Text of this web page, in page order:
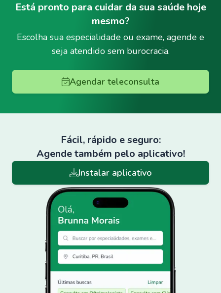
Está pronto para cuidar da sua saúde hoje
mesmo?
Escolha sua especialidade ou exame, agende e
seja atendido sem burocracia.
Agendar teleconsulta
Fácil, rápido e seguro:
Agende também pelo aplicativo!
Instalar aplicativo